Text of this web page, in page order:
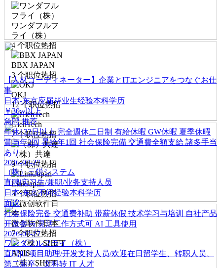
ワンダフルフ
ライ（株）
4 个职位热招
BBX JAPAN
3个职位热招
OKJ
12个职位热招
GienTech
7个职位热招
（株）共達
9个职位热招
LinkJapan
5个职位热招
微创软件日本
7个职位热招
（株）SHIFT
【人材コーディネーター】企業とITエンジニアをつなぐお仕
事
日本-东京应届毕业生经验本科学历
￥30w以上
急聘 推荐
年休122日以上 完全週休二日制 有給休暇 GW休暇 夏季休暇
賞与年2回 昇給年1回 社会保険完備 交通費全額支給 諸多手当
あり
2026-07-27
（株）三鋭システム
直聘|实习生/兼职/业务支持人员
日本-东京不问经验本科学历
面议
社会保险完备 交通费补助 带薪休假 技术学习与培训
自社产品
开发参与 灵活工作方式可 AI 工具使用
2026-07-27
ワンダフルフライ（株）
直聘|IT项目助理/开发支持人员/欢迎在日留学生、转职人员、
第二新卒、文科转 IT 人才